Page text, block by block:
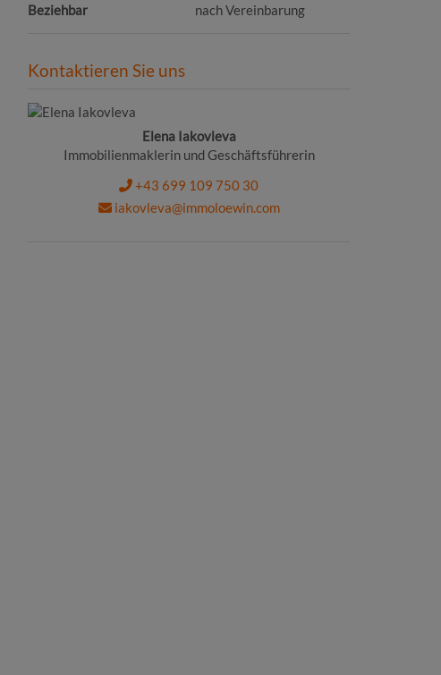
Beziehbar
nach Vereinbarung
Kontaktieren Sie uns
Elena Iakovleva
Immobilienmaklerin und Geschäftsführerin
+43 699 109 750 30
iakovleva@immoloewin.com